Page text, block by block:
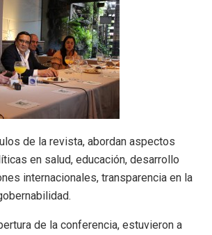
de la revista, abordan aspectos
en salud, educación, desarrollo
internacionales, transparencia en la
de la conferencia, estuvieron a